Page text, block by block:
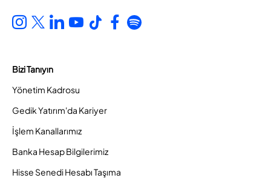
Bizi Tanıyın
Yönetim Kadrosu
Gedik Yatırım'da Kariyer
İşlem Kanallarımız
Banka Hesap Bilgilerimiz
Hisse Senedi Hesabı Taşıma